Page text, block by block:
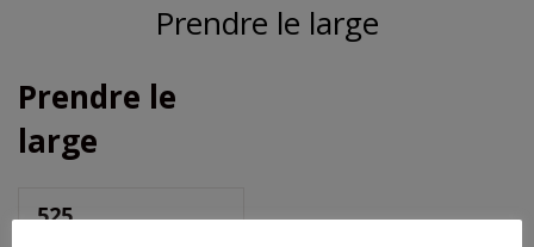
Prendre le large
Prendre le
large
525